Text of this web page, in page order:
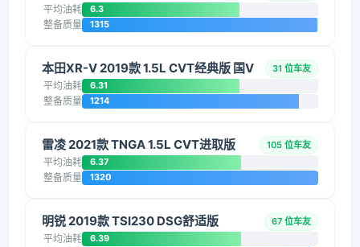
平均油耗 6.3
整备质量 1315
本田XR-V 2019款 1.5L CVT经典版 国V 31 位车友
平均油耗 6.31
整备质量 1214
雷凌 2021款 TNGA 1.5L CVT进取版 105 位车友
平均油耗 6.37
整备质量 1320
明锐 2019款 TSI230 DSG舒适版 67 位车友
平均油耗 6.39